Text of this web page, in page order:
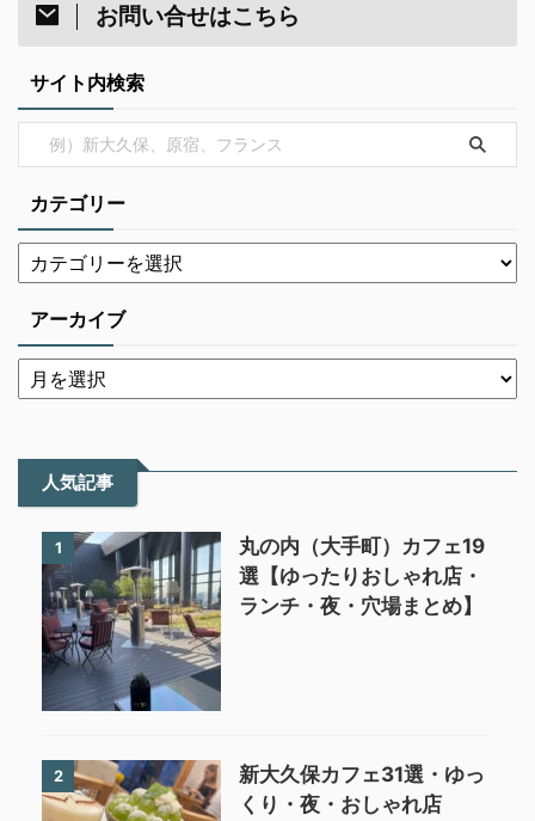
お問い合せはこちら
サイト内検索
カテゴリー
アーカイブ
人気記事
1
丸の内（大手町）カフェ19
選【ゆったりおしゃれ店・
ランチ・夜・穴場まとめ】
2
新大久保カフェ31選・ゆっ
くり・夜・おしゃれ店